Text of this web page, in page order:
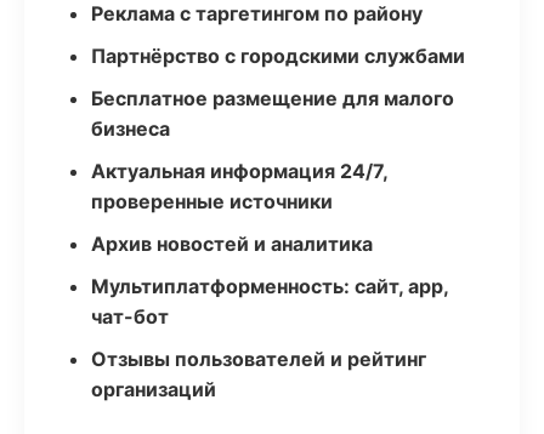
Реклама с таргетингом по району
Партнёрство с городскими службами
Бесплатное размещение для малого
бизнеса
Актуальная информация 24/7,
проверенные источники
Архив новостей и аналитика
Мультиплатформенность: сайт, app,
чат-бот
Отзывы пользователей и рейтинг
организаций